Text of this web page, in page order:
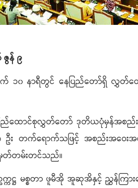
ဇွန် ၉
၀ နာရီတွင် နေပြည်တော်ရှိ လွှတ်
ည်ထောင်စုလွှတ်တော် ဒုတိယပုံမှန်အ
ရောက်သဖြင့် အစည်းအဝေးအထမ
တ်တမ်းတင်သည်။
ဌ မစ္စတာ ဖူမီအို အူဆုအိနှင့် ညွှန်ကြာ